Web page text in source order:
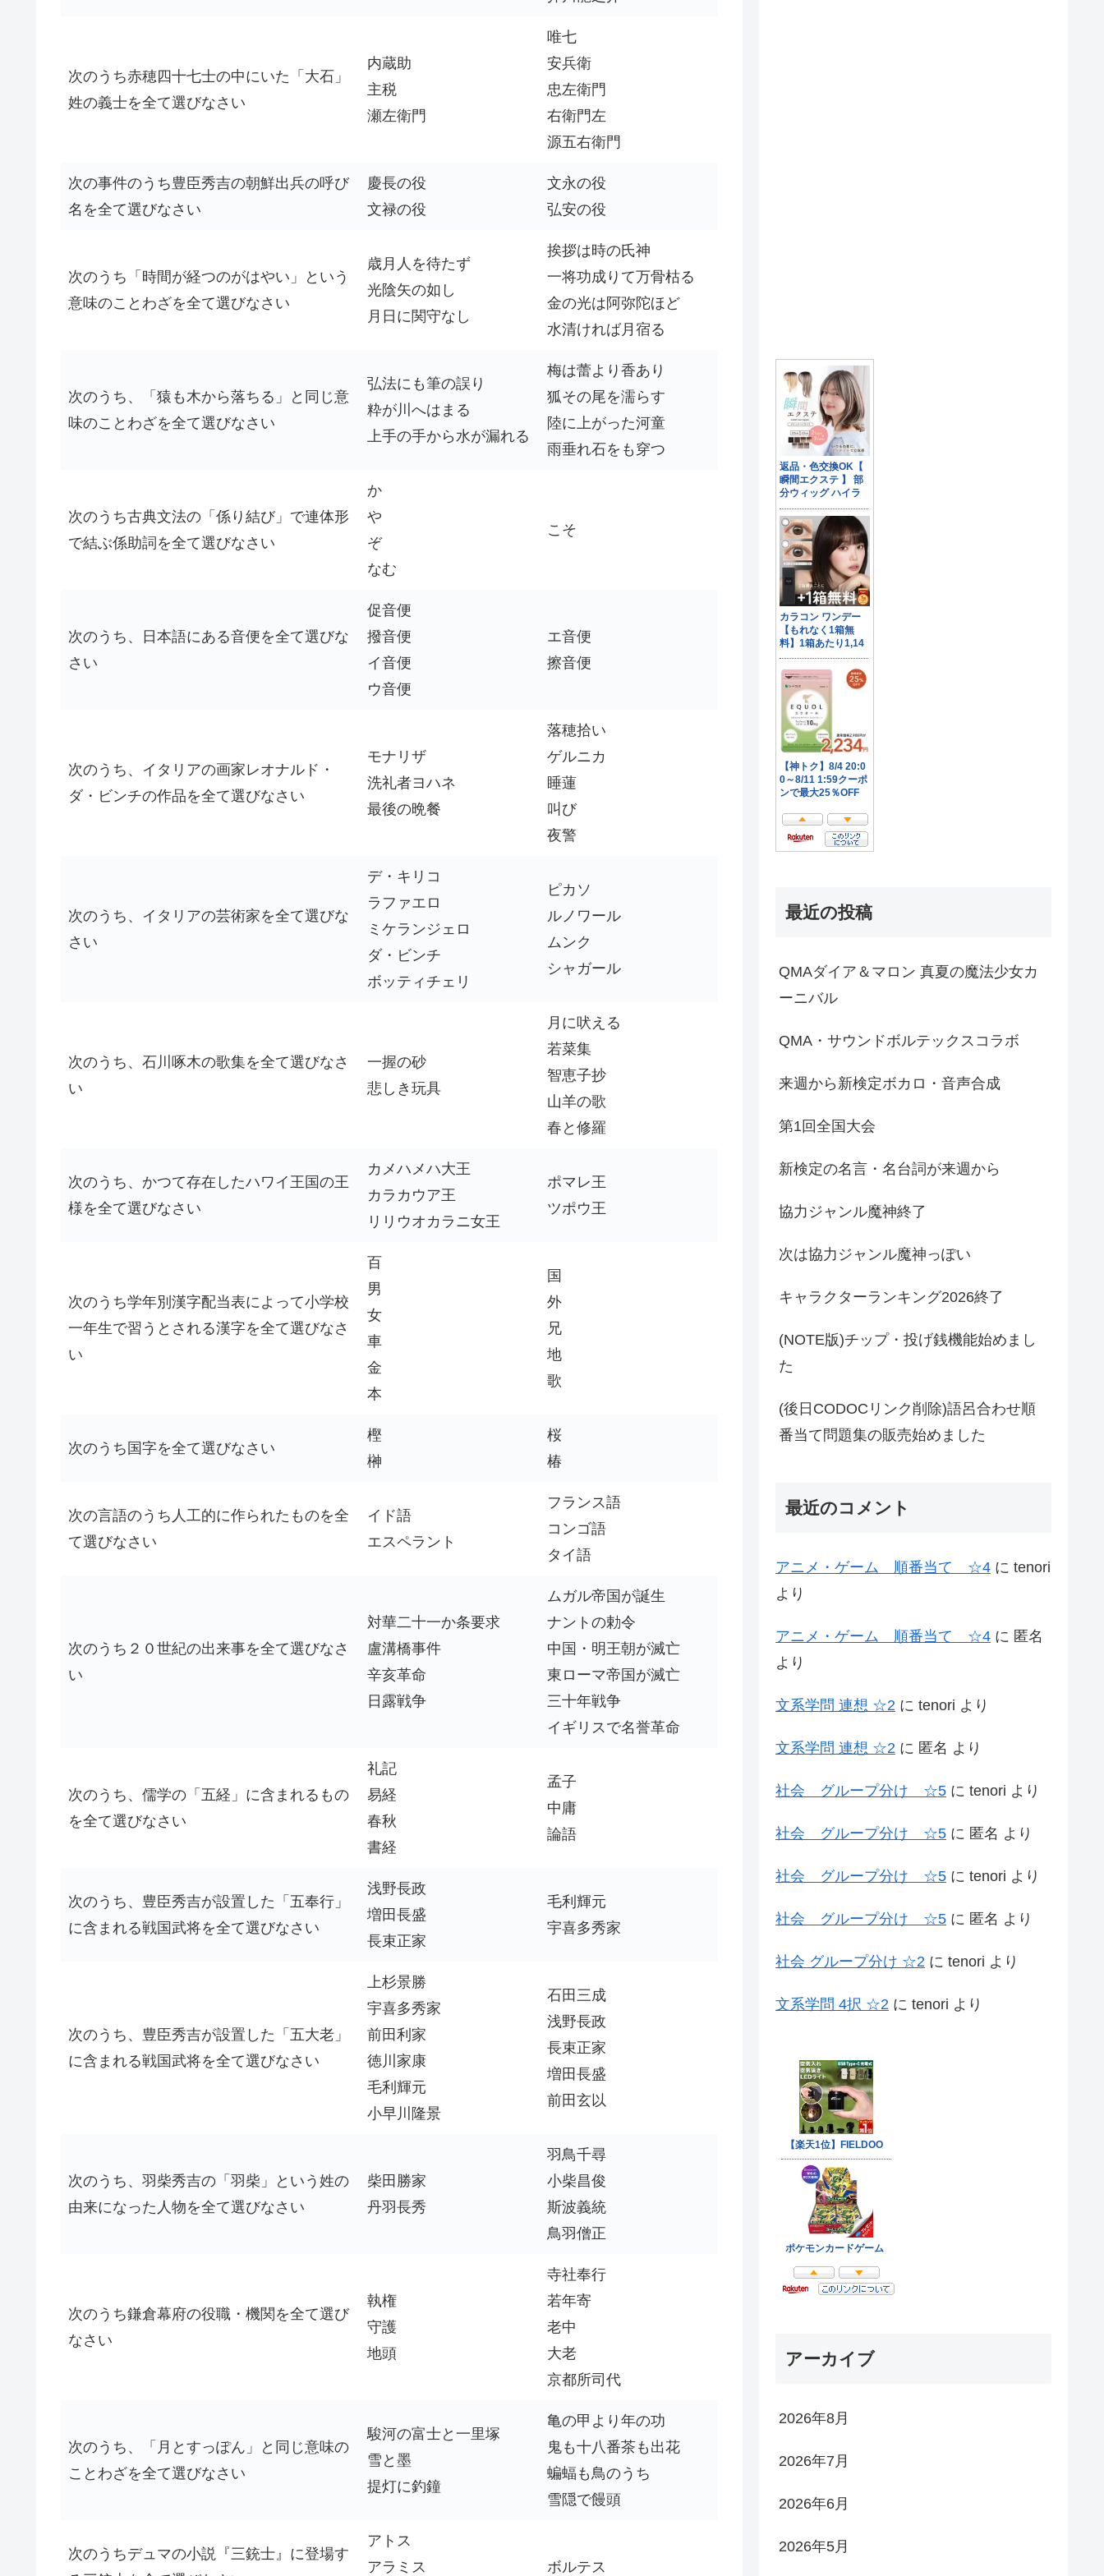
次のうち赤穂四十七士の中にいた「大石」
姓の義士を全て選びなさい
内蔵助
主税
瀬左衛門
唯七
安兵衛
忠左衛門
右衛門左
源五右衛門
次の事件のうち豊臣秀吉の朝鮮出兵の呼び
名を全て選びなさい
慶長の役
文禄の役
文永の役
弘安の役
次のうち「時間が経つのがはやい」という
意味のことわざを全て選びなさい
歳月人を待たず
光陰矢の如し
月日に関守なし
挨拶は時の氏神
一将功成りて万骨枯る
金の光は阿弥陀ほど
水清ければ月宿る
次のうち、「猿も木から落ちる」と同じ意
味のことわざを全て選びなさい
弘法にも筆の誤り
粋が川へはまる
上手の手から水が漏れる
梅は蕾より香あり
狐その尾を濡らす
陸に上がった河童
雨垂れ石をも穿つ
次のうち古典文法の「係り結び」で連体形
で結ぶ係助詞を全て選びなさい
か
や
ぞ
なむ
こそ
次のうち、日本語にある音便を全て選びな
さい
促音便
撥音便
イ音便
ウ音便
エ音便
擦音便
次のうち、イタリアの画家レオナルド・
ダ・ビンチの作品を全て選びなさい
モナリザ
洗礼者ヨハネ
最後の晩餐
落穂拾い
ゲルニカ
睡蓮
叫び
夜警
次のうち、イタリアの芸術家を全て選びな
さい
デ・キリコ
ラファエロ
ミケランジェロ
ダ・ビンチ
ボッティチェリ
ピカソ
ルノワール
ムンク
シャガール
次のうち、石川啄木の歌集を全て選びなさ
い
一握の砂
悲しき玩具
月に吠える
若菜集
智恵子抄
山羊の歌
春と修羅
次のうち、かつて存在したハワイ王国の王
様を全て選びなさい
カメハメハ大王
カラカウア王
リリウオカラニ女王
ポマレ王
ツポウ王
次のうち学年別漢字配当表によって小学校
一年生で習うとされる漢字を全て選びなさ
い
百
男
女
車
金
本
国
外
兄
地
歌
次のうち国字を全て選びなさい
樫
榊
桜
椿
次の言語のうち人工的に作られたものを全
て選びなさい
イド語
エスペラント
フランス語
コンゴ語
タイ語
次のうち２０世紀の出来事を全て選びなさ
い
対華二十一か条要求
盧溝橋事件
辛亥革命
日露戦争
ムガル帝国が誕生
ナントの勅令
中国・明王朝が滅亡
東ローマ帝国が滅亡
三十年戦争
イギリスで名誉革命
次のうち、儒学の「五経」に含まれるもの
を全て選びなさい
礼記
易経
春秋
書経
孟子
中庸
論語
次のうち、豊臣秀吉が設置した「五奉行」
に含まれる戦国武将を全て選びなさい
浅野長政
増田長盛
長束正家
毛利輝元
宇喜多秀家
次のうち、豊臣秀吉が設置した「五大老」
に含まれる戦国武将を全て選びなさい
上杉景勝
宇喜多秀家
前田利家
徳川家康
毛利輝元
小早川隆景
石田三成
浅野長政
長束正家
増田長盛
前田玄以
次のうち、羽柴秀吉の「羽柴」という姓の
由来になった人物を全て選びなさい
柴田勝家
丹羽長秀
羽鳥千尋
小柴昌俊
斯波義統
鳥羽僧正
次のうち鎌倉幕府の役職・機関を全て選び
なさい
執権
守護
地頭
寺社奉行
若年寄
老中
大老
京都所司代
次のうち、「月とすっぽん」と同じ意味の
ことわざを全て選びなさい
駿河の富士と一里塚
雪と墨
提灯に釣鐘
亀の甲より年の功
鬼も十八番茶も出花
蝙蝠も鳥のうち
雪隠で饅頭
次のうちデュマの小説『三銃士』に登場す
アトス
アラミス
ボルテス
最近の投稿
QMAダイア＆マロン 真夏の魔法少女カ
ーニバル
QMA・サウンドボルテックスコラボ
来週から新検定ボカロ・音声合成
第1回全国大会
新検定の名言・名台詞が来週から
協力ジャンル魔神終了
次は協力ジャンル魔神っぽい
キャラクターランキング2026終了
(NOTE版)チップ・投げ銭機能始めまし
た
(後日CODOCリンク削除)語呂合わせ順
番当て問題集の販売始めました
最近のコメント
アニメ・ゲーム 順番当て ☆4 に tenori
より
アニメ・ゲーム 順番当て ☆4 に 匿名
より
文系学問 連想 ☆2 に tenori より
文系学問 連想 ☆2 に 匿名 より
社会 グループ分け ☆5 に tenori より
社会 グループ分け ☆5 に 匿名 より
社会 グループ分け ☆5 に tenori より
社会 グループ分け ☆5 に 匿名 より
社会 グループ分け ☆2 に tenori より
文系学問 4択 ☆2 に tenori より
アーカイブ
2026年8月
2026年7月
2026年6月
2026年5月